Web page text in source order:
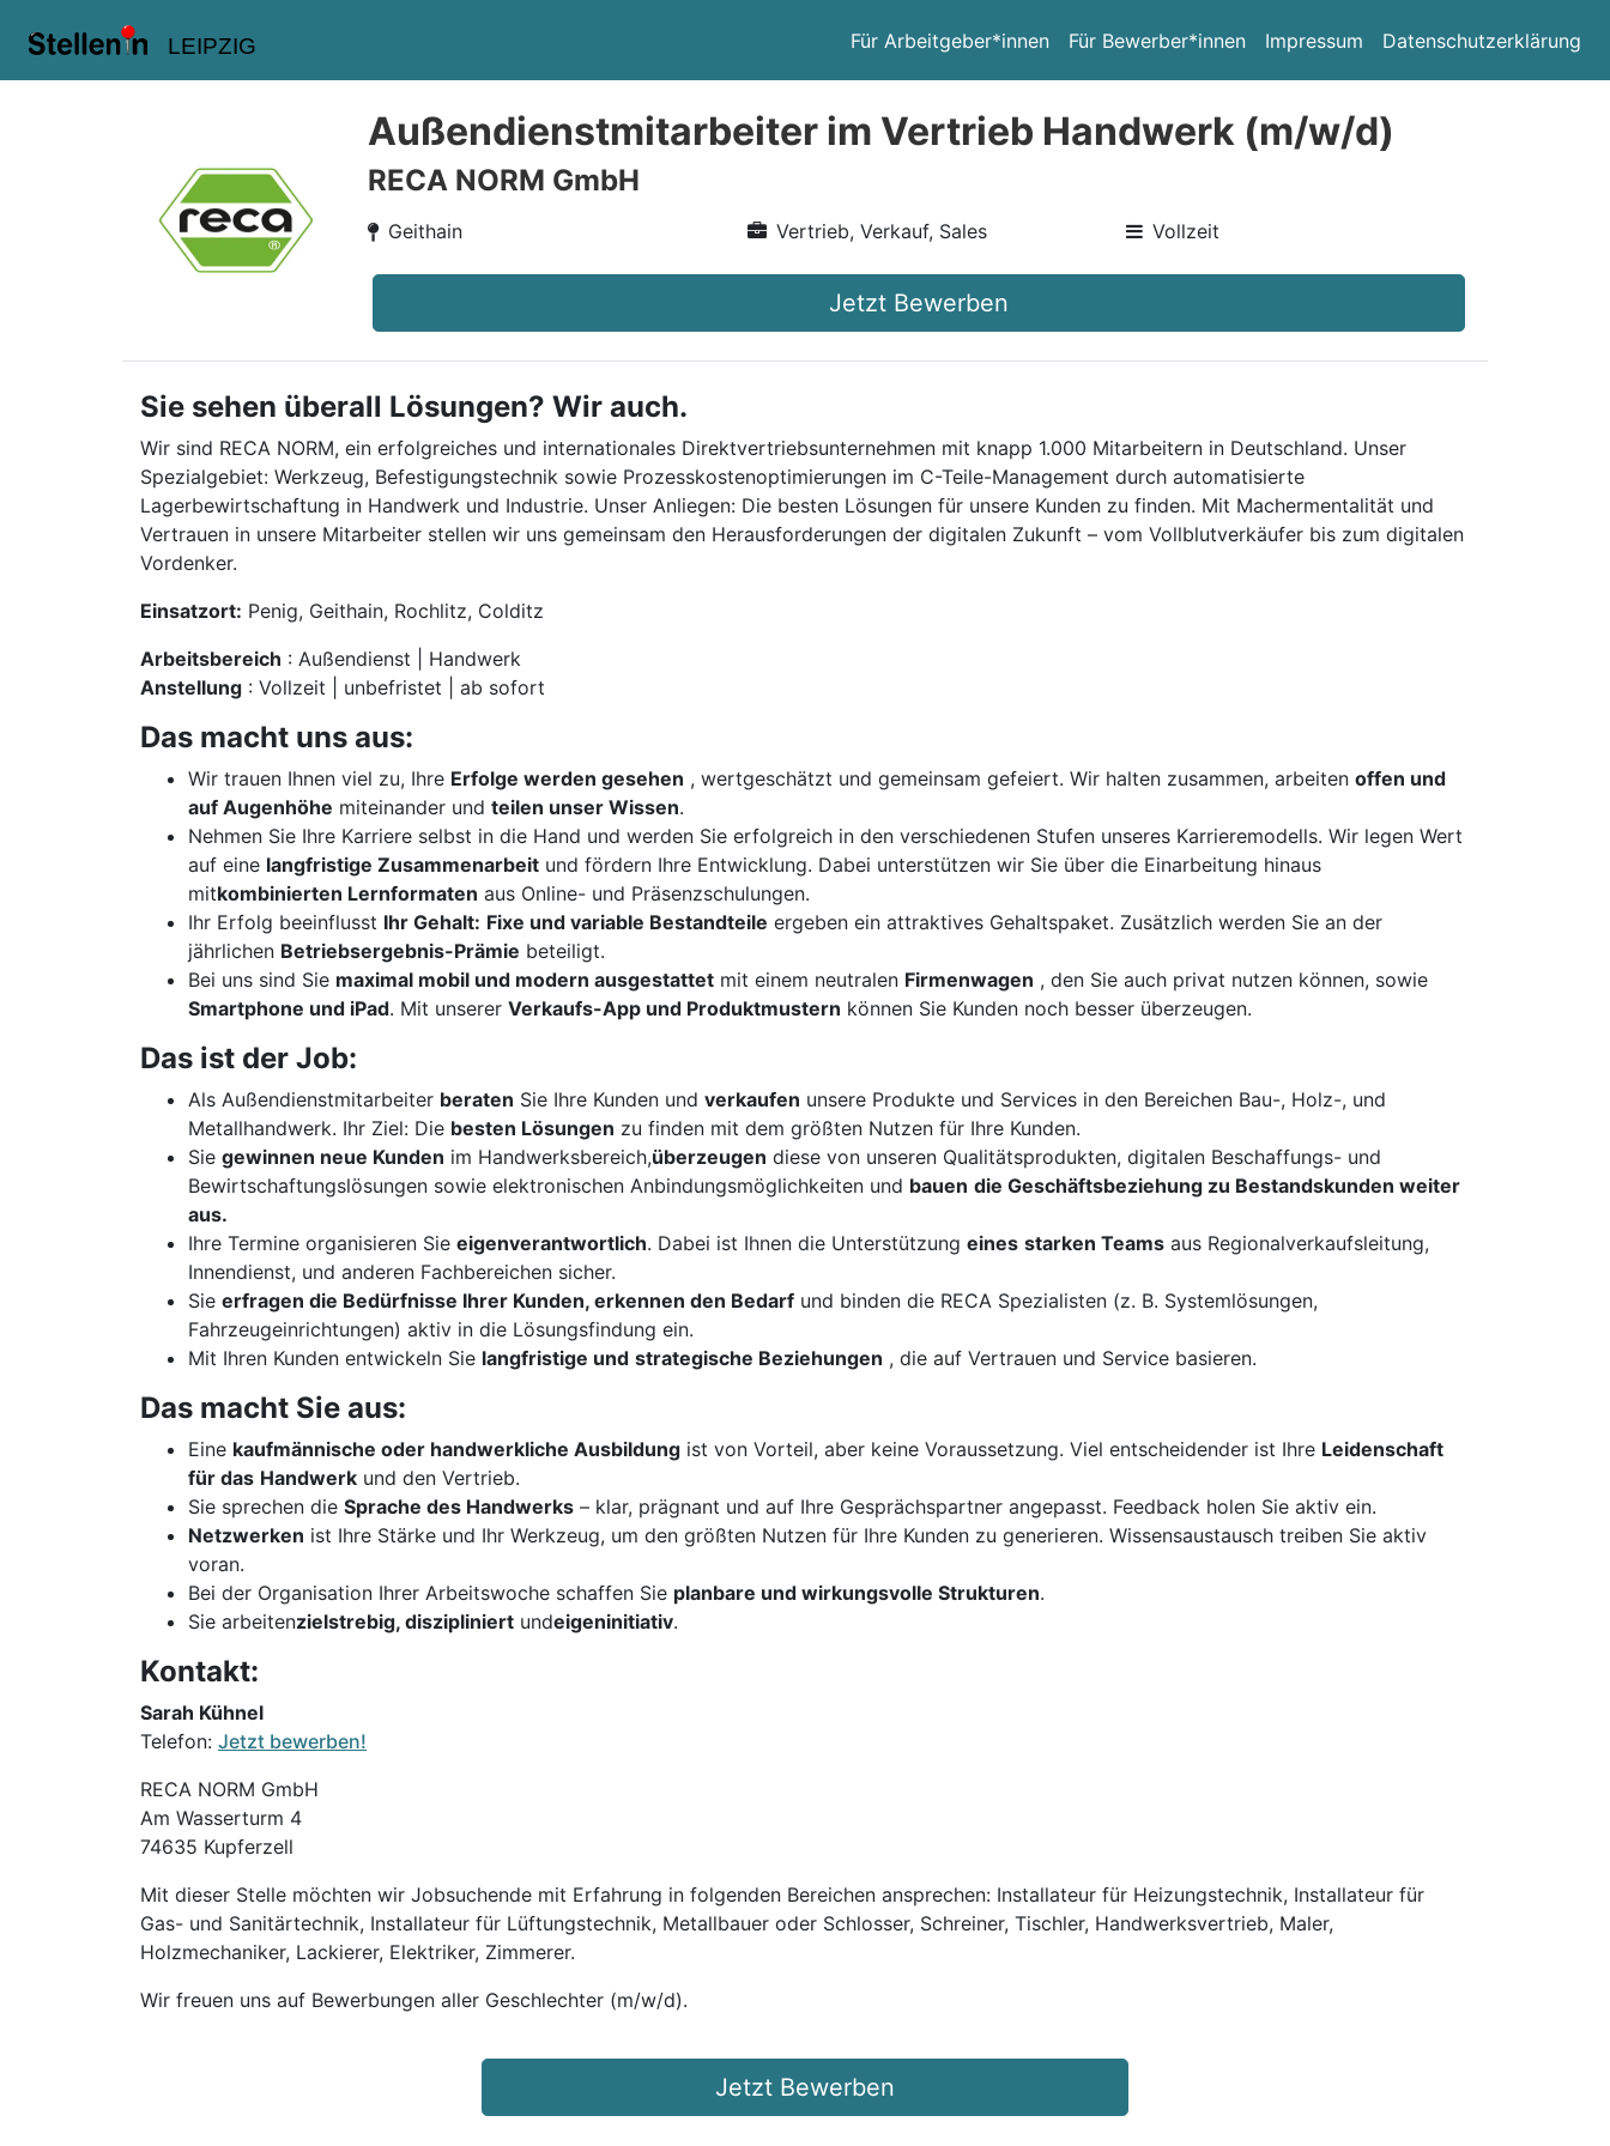
LEIPZIG Für Arbeitgeber*innen Für Bewerber*innen Impressum Datenschutzerklärung
Außendienstmitarbeiter im Vertrieb Handwerk (m/w/d)
RECA NORM GmbH
Geithain Vertrieb, Verkauf, Sales Vollzeit
Jetzt Bewerben
Sie sehen überall Lösungen? Wir auch.
Wir sind RECA NORM, ein erfolgreiches und internationales Direktvertriebsunternehmen mit knapp 1.000 Mitarbeitern in Deutschland. Unser
Spezialgebiet: Werkzeug, Befestigungstechnik sowie Prozesskostenoptimierungen im C-Teile-Management durch automatisierte
Lagerbewirtschaftung in Handwerk und Industrie. Unser Anliegen: Die besten Lösungen für unsere Kunden zu finden. Mit Machermentalität und
Vertrauen in unsere Mitarbeiter stellen wir uns gemeinsam den Herausforderungen der digitalen Zukunft – vom Vollblutverkäufer bis zum digitalen
Vordenker.
Einsatzort: Penig, Geithain, Rochlitz, Colditz
Arbeitsbereich : Außendienst | Handwerk
Anstellung : Vollzeit | unbefristet | ab sofort
Das macht uns aus:
Wir trauen Ihnen viel zu, Ihre Erfolge werden gesehen , wertgeschätzt und gemeinsam gefeiert. Wir halten zusammen, arbeiten offen und
auf Augenhöhe miteinander und teilen unser Wissen.
Nehmen Sie Ihre Karriere selbst in die Hand und werden Sie erfolgreich in den verschiedenen Stufen unseres Karrieremodells. Wir legen Wert
auf eine langfristige Zusammenarbeit und fördern Ihre Entwicklung. Dabei unterstützen wir Sie über die Einarbeitung hinaus
mitkombinierten Lernformaten aus Online- und Präsenzschulungen.
Ihr Erfolg beeinflusst Ihr Gehalt: Fixe und variable Bestandteile ergeben ein attraktives Gehaltspaket. Zusätzlich werden Sie an der
jährlichen Betriebsergebnis-Prämie beteiligt.
Bei uns sind Sie maximal mobil und modern ausgestattet mit einem neutralen Firmenwagen , den Sie auch privat nutzen können, sowie
Smartphone und iPad. Mit unserer Verkaufs-App und Produktmustern können Sie Kunden noch besser überzeugen.
Das ist der Job:
Als Außendienstmitarbeiter beraten Sie Ihre Kunden und verkaufen unsere Produkte und Services in den Bereichen Bau-, Holz-, und
Metallhandwerk. Ihr Ziel: Die besten Lösungen zu finden mit dem größten Nutzen für Ihre Kunden.
Sie gewinnen neue Kunden im Handwerksbereich,überzeugen diese von unseren Qualitätsprodukten, digitalen Beschaffungs- und
Bewirtschaftungslösungen sowie elektronischen Anbindungsmöglichkeiten und bauen die Geschäftsbeziehung zu Bestandskunden weiter
aus.
Ihre Termine organisieren Sie eigenverantwortlich. Dabei ist Ihnen die Unterstützung eines starken Teams aus Regionalverkaufsleitung,
Innendienst, und anderen Fachbereichen sicher.
Sie erfragen die Bedürfnisse Ihrer Kunden, erkennen den Bedarf und binden die RECA Spezialisten (z. B. Systemlösungen,
Fahrzeugeinrichtungen) aktiv in die Lösungsfindung ein.
Mit Ihren Kunden entwickeln Sie langfristige und strategische Beziehungen , die auf Vertrauen und Service basieren.
Das macht Sie aus:
Eine kaufmännische oder handwerkliche Ausbildung ist von Vorteil, aber keine Voraussetzung. Viel entscheidender ist Ihre Leidenschaft
für das Handwerk und den Vertrieb.
Sie sprechen die Sprache des Handwerks – klar, prägnant und auf Ihre Gesprächspartner angepasst. Feedback holen Sie aktiv ein.
Netzwerken ist Ihre Stärke und Ihr Werkzeug, um den größten Nutzen für Ihre Kunden zu generieren. Wissensaustausch treiben Sie aktiv
voran.
Bei der Organisation Ihrer Arbeitswoche schaffen Sie planbare und wirkungsvolle Strukturen.
Sie arbeitenzielstrebig, diszipliniert undeigeninitiativ.
Kontakt:
Sarah Kühnel
Telefon: Jetzt bewerben!
RECA NORM GmbH
Am Wasserturm 4
74635 Kupferzell
Mit dieser Stelle möchten wir Jobsuchende mit Erfahrung in folgenden Bereichen ansprechen: Installateur für Heizungstechnik, Installateur für
Gas- und Sanitärtechnik, Installateur für Lüftungstechnik, Metallbauer oder Schlosser, Schreiner, Tischler, Handwerksvertrieb, Maler,
Holzmechaniker, Lackierer, Elektriker, Zimmerer.
Wir freuen uns auf Bewerbungen aller Geschlechter (m/w/d).
Jetzt Bewerben